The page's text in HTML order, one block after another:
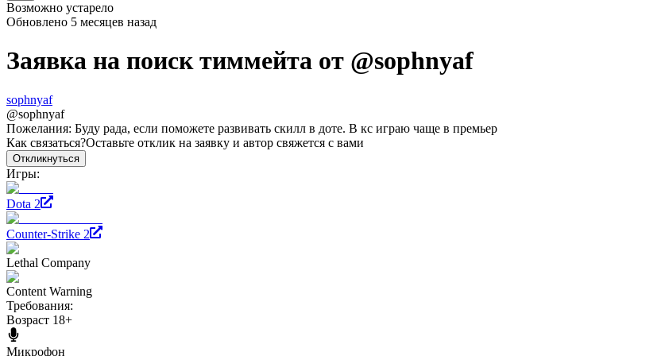
Возможно устарело
Обновлено 5 месяцев назад
Заявка на поиск тиммейта от @sophnyaf
sophnyaf
@sophnyaf
Пожелания: Буду рада, если поможете развивать скилл в доте. В кс играю чаще в премьер
Как связаться?Оставьте отклик на заявку и автор свяжется с вами
Откликнуться
Игры:
Dota 2
Counter-Strike 2
Lethal Company
Content Warning
Требования:
Возраст 18+
Микрофон